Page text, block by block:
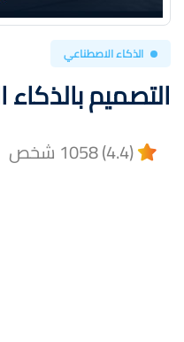
الذكاء الاصطناعي
التصميم
(4.4) 1058 شخص